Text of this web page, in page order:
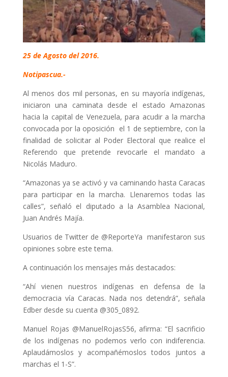
25 de Agosto del 2016.
Notipascua.-
Al menos dos mil personas, en su mayoría indígenas,
iniciaron una caminata desde el estado Amazonas
hacia la capital de Venezuela, para acudir a la marcha
convocada por la oposición el 1 de septiembre, con la
finalidad de solicitar al Poder Electoral que realice el
Referendo que pretende revocarle el mandato a
Nicolás Maduro.
“Amazonas ya se activó y va caminando hasta Caracas
para participar en la marcha. Llenaremos todas las
calles”, señaló el diputado a la Asamblea Nacional,
Juan Andrés Majía.
Usuarios de Twitter de @ReporteYa manifestaron sus
opiniones sobre este tema.
A continuación los mensajes más destacados:
“Ahí vienen nuestros indígenas en defensa de la
democracia vía Caracas. Nada nos detendrá”, señala
Edber desde su cuenta @305_0892.
Manuel Rojas @ManuelRojasS56, afirma: “El sacrificio
de los indígenas no podemos verlo con indiferencia.
Aplaudámoslos y acompañémoslos todos juntos a
marchas el 1-S”.